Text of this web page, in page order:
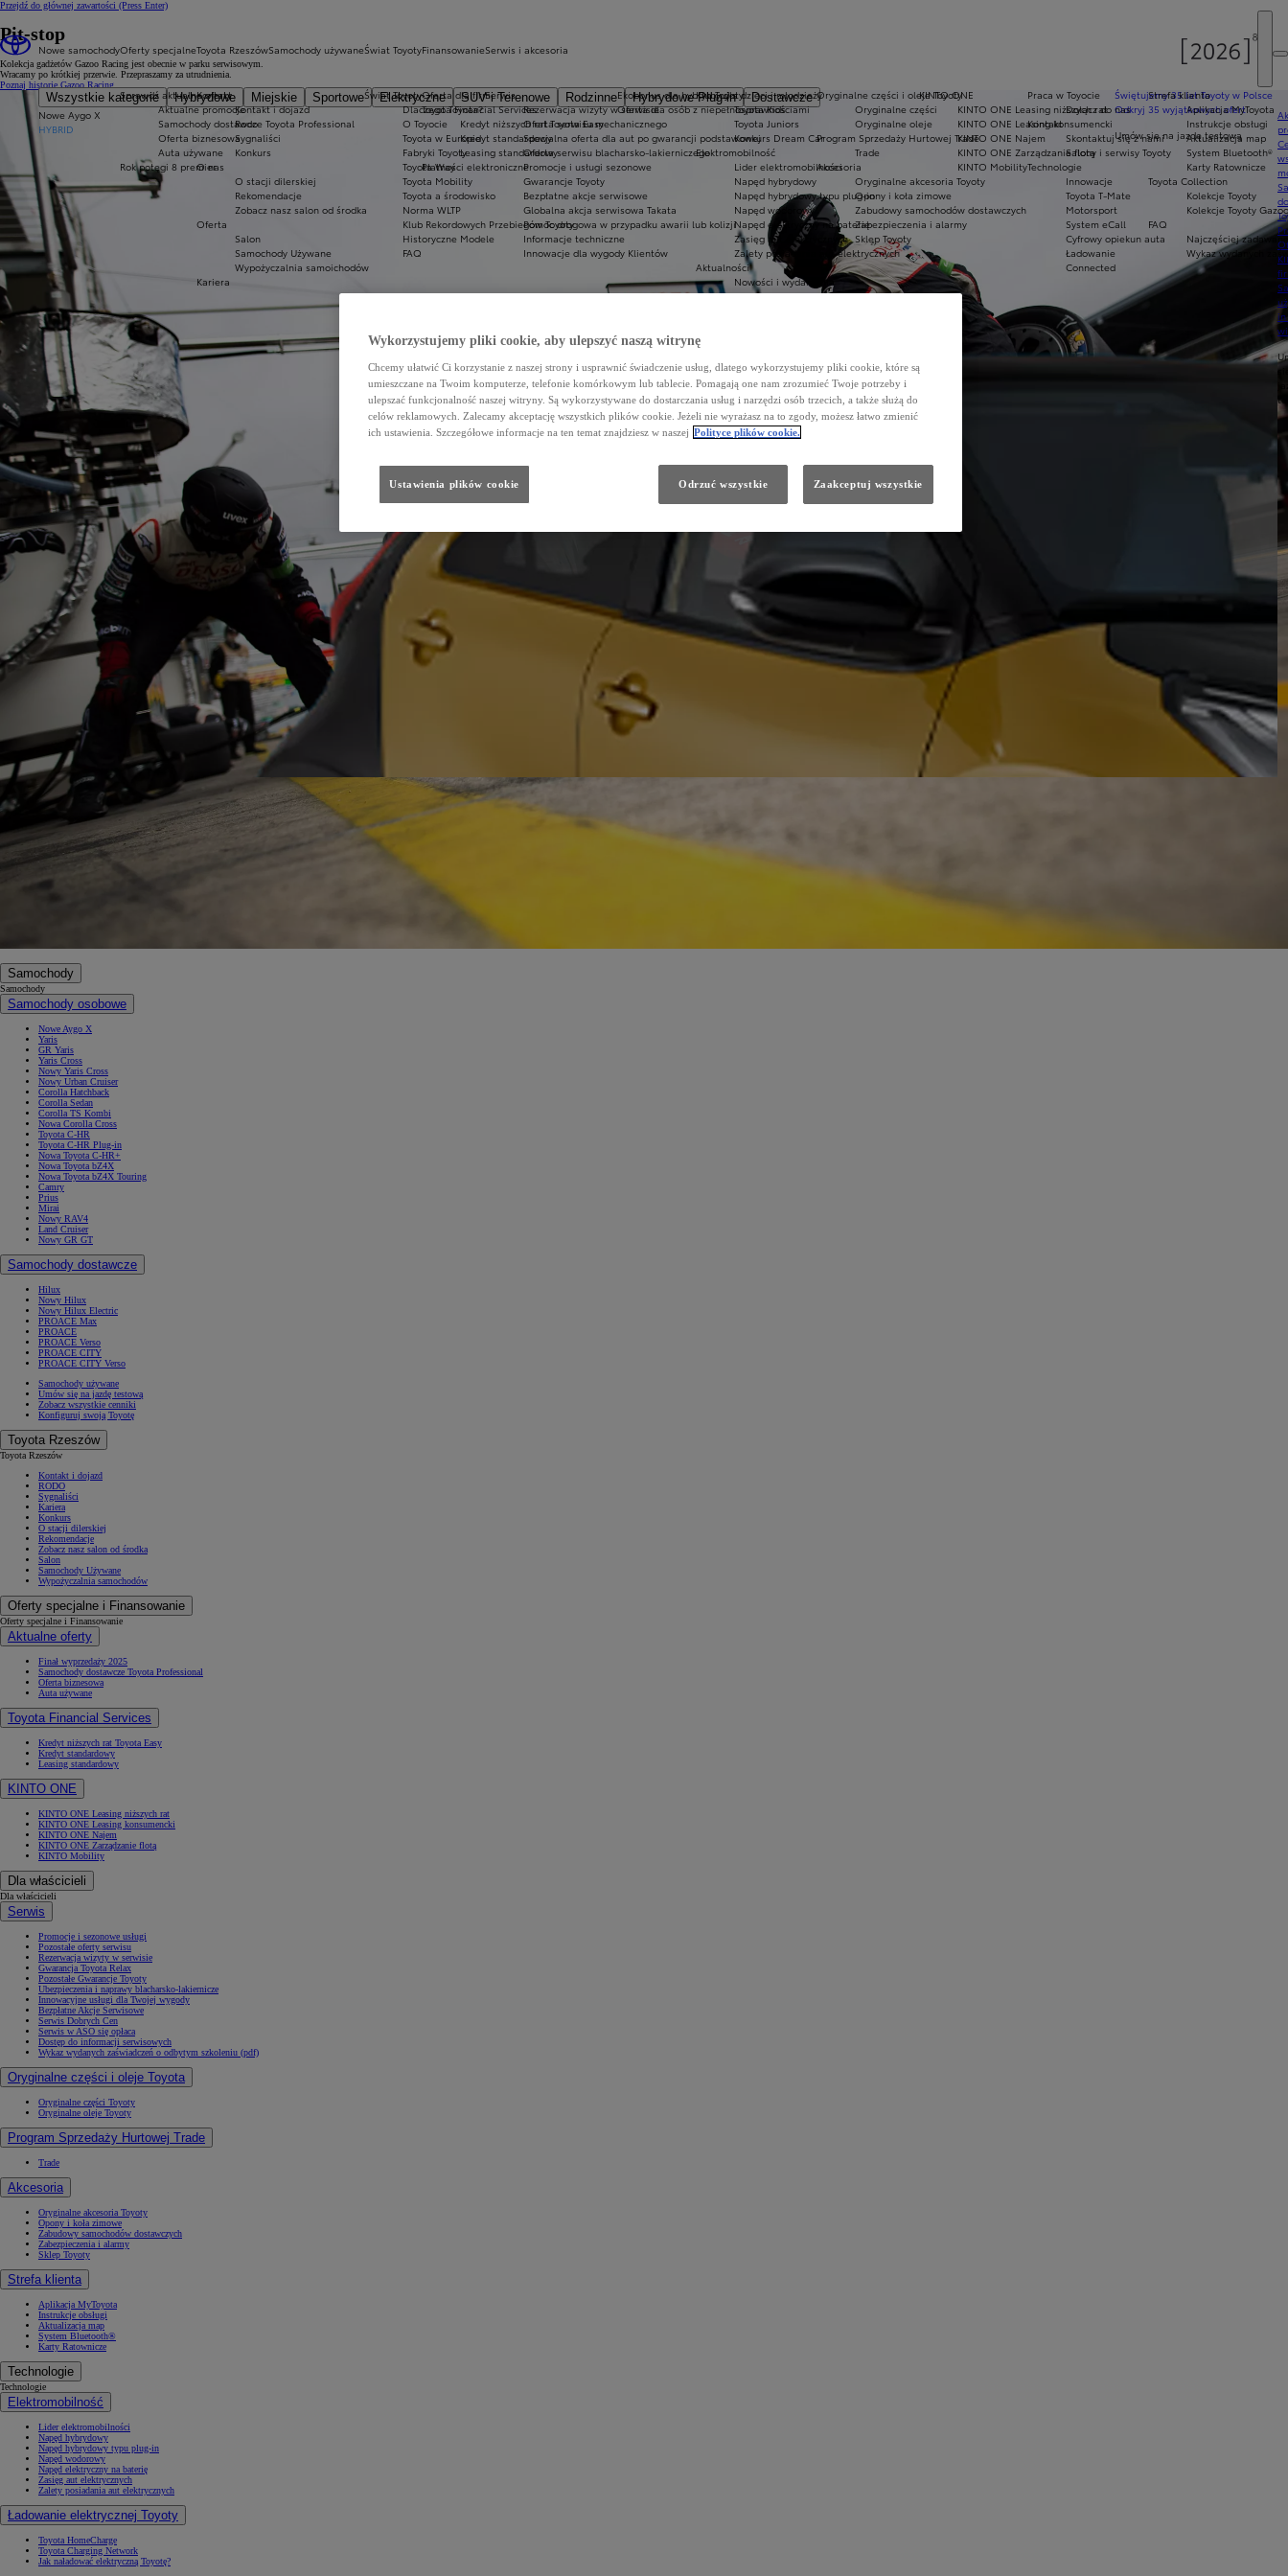
Przejdź do głównej zawartości (Press Enter)
Nowe samochody
Wszystkie kategorie Hybrydowe Miejskie Sportowe Elektryczne SUV i Terenowe Rodzinne Hybrydowe Plug-in
Dostawcze
Nowe Aygo X
HYBRID
Od81 900 zł
Yaris Cross
HYBRID
Oferty specjalne
Sprawdź aktualne oferty
Aktualne promocje
Samochody dostawcze Toyota Professional
Oferta biznesowa
Auta używane
Rok potęgi 8 premier
Ekobonus dla hybryd Toyoty
Oferta dla osób z niepełnosprawnościami
Świętujemy 35 lat Toyoty w Polsce
Odkryj 35 wyjątkowych ofert
Umów się na jazdę testową
Toyota Rzeszów
Kontakt
Kontakt i dojazd
Rodo
Sygnaliści
Konkurs
O nas
O stacji dilerskiej
Rekomendacje
Zobacz nasz salon od środka
Oferta
Salon
Samochody Używane
Wypożyczalnia samoichodów
Kariera
Samochody używaneŚwiat Toyoty
Świat Toyoty
Dlaczego Toyota?
O Toyocie
Toyota w Europie
Fabryki Toyoty
Toyota Way
Toyota Mobility
Toyota a środowisko
Norma WLTP
Klub Rekordowych Przebiegów Toyoty
Historyczne Modele
FAQ
Kluby dla dzieci i młodzieży
Toyota Kids
Toyota Juniors
Konkurs Dream Car
Elektromobilność
Lider elektromobilności
Napęd hybrydowy
Napęd hybrydowy typu plug-in
Napęd wodorowy
Napęd elektryczny na baterię
Zasięg aut elektrycznych
Zalety posiadania aut elektrycznych
Aktualności
Nowości i wydarzenia
Newsletter
Praca w Toyocie
Dołącz do nas
Kontakt
Skontaktuj się z nami
Salony i serwisy Toyoty
Technologie
Innowacje
Toyota T-Mate
Motorsport
System eCall
Cyfrowy opiekun auta
Ładowanie
Connected
Finansowanie
Oferta dla firm
Toyota Financial Services
Kredyt niższych rat Toyota Easy
Kredyt standardowy
Leasing standardowy
Płatności elektroniczne
KINTO ONE
KINTO ONE Leasing niższych rat
KINTO ONE Leasing konsumencki
KINTO ONE Najem
KINTO ONE Zarządzanie flotą
KINTO Mobility
Serwis i akcesoria
Serwis
Rezerwacja wizyty w serwisie
Oferta serwisu mechanicznego
Specjalna oferta dla aut po gwarancji podstawowej
Oferta serwisu blacharsko-lakierniczego
Promocje i usługi sezonowe
Gwarancje Toyoty
Bezpłatne akcje serwisowe
Globalna akcja serwisowa Takata
Pomoc drogowa w przypadku awarii lub kolizji
Informacje techniczne
Innowacje dla wygody Klientów
Oryginalne części i oleje Toyoty
Oryginalne części
Oryginalne oleje
Program Sprzedaży Hurtowej Trade
Trade
Akcesoria
Oryginalne akcesoria Toyoty
Opony i koła zimowe
Zabudowy samochodów dostawczych
Zabezpieczenia i alarmy
Sklep Toyoty
Strefa klienta
Aplikacja MyToyota
Instrukcje obsługi
Aktualizacja map
System Bluetooth®
Karty Ratownicze
Toyota Collection
Kolekcje Toyoty
Kolekcje Toyoty
FAQ
Najczęściej
Wykaz wydanych
Pit-stop
Kolekcja gadżetów Gazoo Racing jest obecnie w parku serwisowym.
Wracamy po krótkiej przerwie. Przepraszamy za utrudnienia.
Poznaj historię Gazoo Racing
Samochody
Samochody
Samochody osobowe
Nowe Aygo X
Yaris
GR Yaris
Yaris Cross
Nowy Yaris Cross
Nowy Urban Cruiser
Corolla Hatchback
Corolla Sedan
Corolla TS Kombi
Nowa Corolla Cross
Toyota C-HR
Toyota C-HR Plug-in
Nowa Toyota C-HR+
Nowa Toyota bZ4X
Nowa Toyota bZ4X Touring
Camry
Prius
Mirai
Nowy RAV4
Land Cruiser
Nowy GR GT
Samochody dostawcze
Hilux
Nowy Hilux
Nowy Hilux Electric
PROACE Max
PROACE
PROACE Verso
PROACE CITY
PROACE CITY Verso
Samochody używane
Umów się na jazdę testową
Zobacz wszystkie cenniki
Konfiguruj swoją Toyotę
Toyota Rzeszów
Toyota Rzeszów
Kontakt i dojazd
RODO
Sygnaliści
Kariera
Konkurs
O stacji dilerskiej
Rekomendacje
Zobacz nasz salon od środka
Salon
Samochody Używane
Wypożyczalnia samochodów
Oferty specjalne i Finansowanie
Oferty specjalne i Finansowanie
Aktualne oferty
Finał wyprzedaży 2025
Samochody dostawcze Toyota Professional
Oferta biznesowa
Auta używane
Toyota Financial Services
Kredyt niższych rat Toyota Easy
Kredyt standardowy
Leasing standardowy
KINTO ONE
KINTO ONE Leasing niższych rat
KINTO ONE Leasing konsumencki
KINTO ONE Najem
KINTO ONE Zarządzanie flotą
KINTO Mobility
Dla właścicieli
Dla właścicieli
Serwis
Promocje i sezonowe usługi
Pozostałe oferty serwisu
Rezerwacja wizyty w serwisie
Gwarancja Toyota Relax
Pozostałe Gwarancje Toyoty
Ubezpieczenia i naprawy blacharsko-lakiernicze
Innowacyjne usługi dla Twojej wygody
Bezpłatne Akcje Serwisowe
Serwis Dobrych Cen
Serwis w ASO się opłaca
Dostęp do informacji serwisowych
Wykaz wydanych zaświadczeń o odbytym szkoleniu (pdf)
Oryginalne części i oleje Toyota
Oryginalne części Toyoty
Oryginalne oleje Toyoty
Program Sprzedaży Hurtowej Trade
Trade
Akcesoria
Oryginalne akcesoria Toyoty
Opony i koła zimowe
Zabudowy samochodów dostawczych
Zabezpieczenia i alarmy
Sklep Toyoty
Strefa klienta
Aplikacja MyToyota
Instrukcje obsługi
Aktualizacja map
System Bluetooth®
Karty Ratownicze
Technologie
Technologie
Elektromobilność
Lider elektromobilności
Napęd hybrydowy
Napęd hybrydowy typu plug-in
Napęd wodorowy
Napęd elektryczny na baterię
Zasięg aut elektrycznych
Zalety posiadania aut elektrycznych
Ładowanie elektrycznej Toyoty
Toyota HomeCharge
Toyota Charging Network
Jak naładować elektryczną Toyotę?
Wykorzystujemy pliki cookie, aby ulepszyć naszą witrynę
Chcemy ułatwić Ci korzystanie z naszej strony i usprawnić świadczenie usług, dlatego wykorzystujemy pliki cookie, które są
umieszczane na Twoim komputerze, telefonie komórkowym lub tablecie. Pomagają one nam zrozumieć Twoje potrzeby i
ulepszać funkcjonalność naszej witryny. Są wykorzystywane do dostarczania usług i narzędzi osób trzecich, a także służą do
celów reklamowych. Zalecamy akceptację wszystkich plików cookie. Jeżeli nie wyrażasz na to zgody, możesz łatwo zmienić
ich ustawienia. Szczegółowe informacje na ten temat znajdziesz w naszej Polityce plików cookie.
Odrzuć wszystkie Zaakceptuj wszystkie
Ustawienia plików cookie